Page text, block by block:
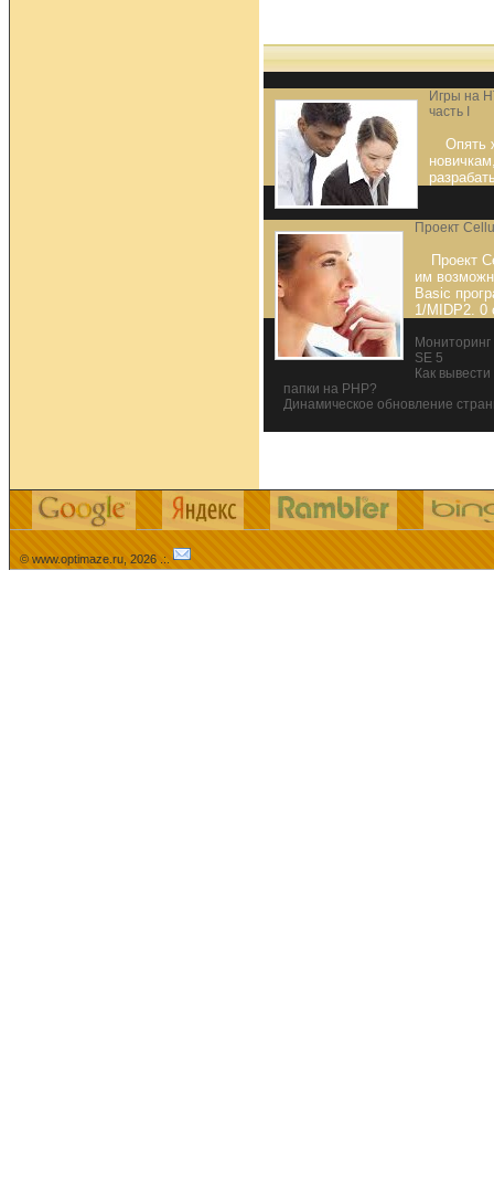
Игры на
часть I
Опять
Проект
Проект
им
Basic
1/MIDP2. 0
SE 5
Как
папки на PHP?
Динамическое обновление
© www.optimaze.ru, 2026 .:.